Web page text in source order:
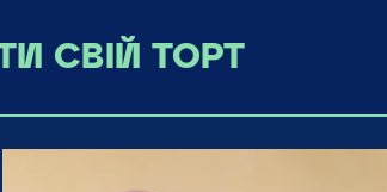
СВІЙ ТОРТ